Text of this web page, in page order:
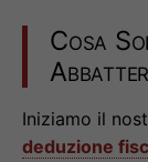
Cosa
Iniziamo il
deduzione